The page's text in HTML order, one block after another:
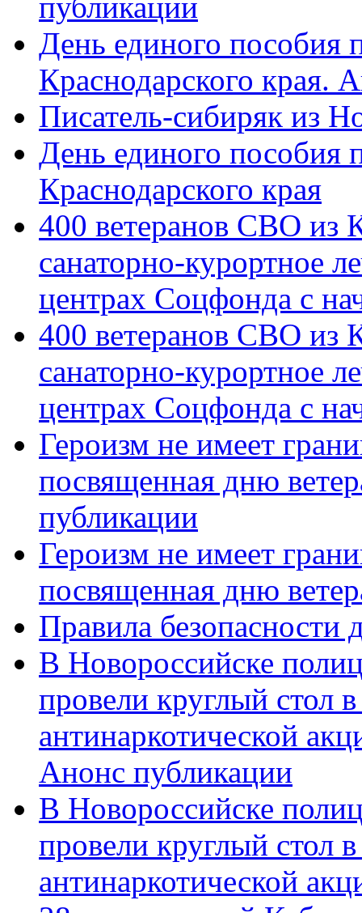
публикации
День единого пособия
Краснодарского края.
Писатель-сибиряк из
День единого пособия
Краснодарского края
400 ветеранов СВО из
санаторно-курортное
центрах Соцфонда с
400 ветеранов СВО из
санаторно-курортное
центрах Соцфонда с
Героизм не имеет
посвященная дню
публикации
Героизм не имеет
посвященная дню
Правила безопасности
В Новороссийске
провели круглый стол
антинаркотической
Анонс публикации
В Новороссийске
провели круглый стол
антинаркотической